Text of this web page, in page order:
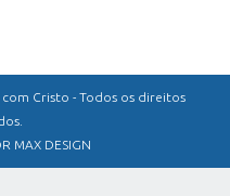
Cristo - Todos os direitos
MAX DESIGN